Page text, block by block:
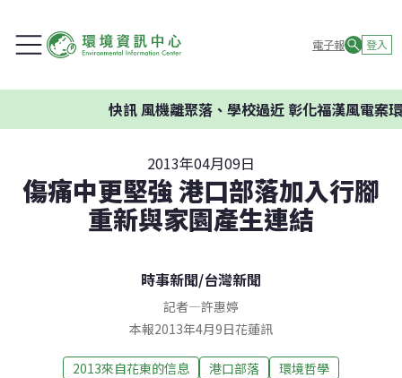
電子報 登入
風機離聚落、學校過近 彰化福漢風電案環委建
2013年04月09日
傷痛中更堅強 港口部落加入行腳
重新與家園產生連結
時事新聞/台灣新聞
記者—許惠婷
本報2013年4月9日花蓮訊
2013來自花東的信息 港口部落 環境哲學